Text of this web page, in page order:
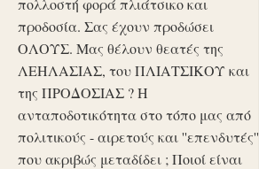
πολλοστή φορά πλιάτσικο και
προδοσία. Σας έχουν προδώσει
ΟΛΟΥΣ. Μας θέλουν θεατές της
ΛΕΗΛΑΣΙΑΣ, του ΠΛΙΑΤΣΙΚΟΥ και
της ΠΡΟΔΟΣΙΑΣ ? Η
ανταποδοτικότητα στο τόπο μας από
πολιτικούς - αιρετούς και ''επενδυτές''
που ακριβώς μεταδίδει ; Ποιοί είναι